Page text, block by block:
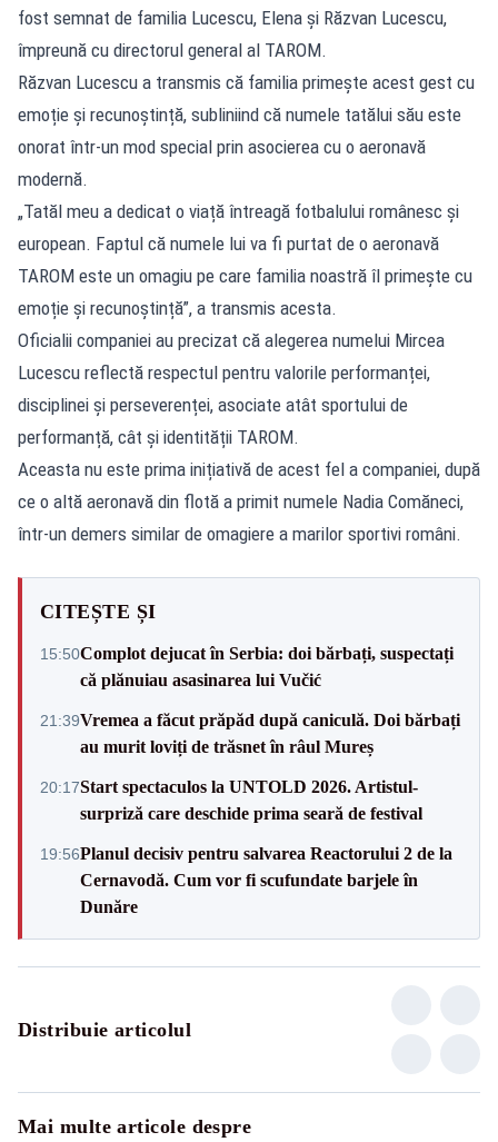
fost semnat de familia Lucescu, Elena și Răzvan Lucescu,
împreună cu directorul general al TAROM.
Răzvan Lucescu a transmis că familia primește acest gest cu
emoție și recunoștință, subliniind că numele tatălui său este
onorat într-un mod special prin asocierea cu o aeronavă
modernă.
„Tatăl meu a dedicat o viață întreagă fotbalului românesc și
european. Faptul că numele lui va fi purtat de o aeronavă
TAROM este un omagiu pe care familia noastră îl primește cu
emoție și recunoștință”, a transmis acesta.
Oficialii companiei au precizat că alegerea numelui Mircea
Lucescu reflectă respectul pentru valorile performanței,
disciplinei și perseverenței, asociate atât sportului de
performanță, cât și identității TAROM.
Aceasta nu este prima inițiativă de acest fel a companiei, după
ce o altă aeronavă din flotă a primit numele Nadia Comăneci,
într-un demers similar de omagiere a marilor sportivi români.
CITEȘTE ȘI
15:50Complot dejucat în Serbia: doi bărbați, suspectați
că plănuiau asasinarea lui Vučić
21:39Vremea a făcut prăpăd după caniculă. Doi bărbați
au murit loviți de trăsnet în râul Mureș
20:17Start spectaculos la UNTOLD 2026. Artistul-
surpriză care deschide prima seară de festival
19:56Planul decisiv pentru salvarea Reactorului 2 de la
Cernavodă. Cum vor fi scufundate barjele în
Dunăre
Distribuie articolul
Mai multe articole despre